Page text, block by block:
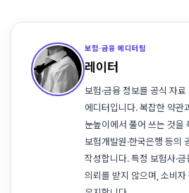
보험·금융 에디터팀
레이터
보험·금융 정보를 공식 자
에디터입니다. 복잡한 약관
눈높이에서 풀어 쓰는 것을
보험개발원·한국은행 등의
작성합니다. 특정 보험사·
의뢰를 받지 않으며, 소비